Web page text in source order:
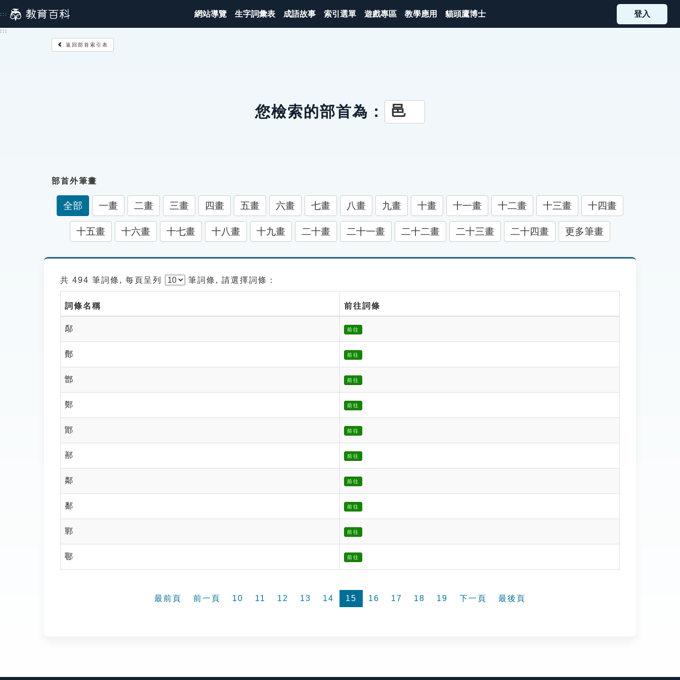
到
主
::: 網站導覽 生字詞彙表 成語故事 索引選單 遊戲專區 教學應用 貓頭鷹博士 登入
:::
返回部首索引表
您檢索的部首為： 邑
部首外筆畫
全部 一畫 二畫 三畫 四畫 五畫 六畫 七畫 八畫 九畫 十畫 十一畫 十二畫 十三畫 十四畫
十五畫 十六畫 十七畫 十八畫 十九畫 二十畫 二十一畫 二十二畫 二十三畫 二十四畫 更多筆畫
共 494 筆詞條, 每頁呈列 筆詞條, 請選擇詞條：
詞條名稱 前往詞條
鄬 前往
鄪 前往
鄫 前往
鄭 前往
鄮 前往
鄯 前往
鄰 前往
鄱 前往
鄲 前往
鄳 前往
最前頁 前一頁 10 11 12 13 14 15 16 17 18 19 下一頁 最後頁